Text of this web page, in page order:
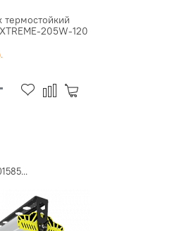
термостойкий
205W-120